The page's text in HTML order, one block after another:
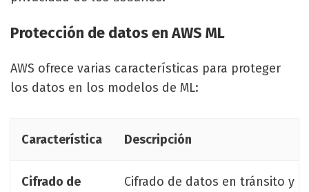
Protección de datos en AWS ML
AWS ofrece varias características para proteger
los datos en los modelos de ML:
Característica Descripción
Cifrado de
Cifrado de datos en tránsito y